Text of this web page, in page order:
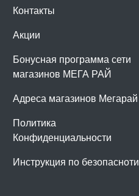
Контакты
Акции
Бонусная программа сети
магазинов МЕГА РАЙ
Адреса магазинов Мегарай
Политика
Конфиденциальности
Инструкция по безопасноти